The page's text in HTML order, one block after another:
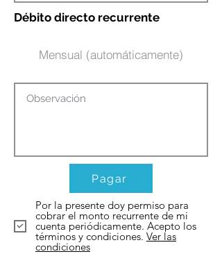
Débito directo recurrente
Mensual (automáticamente)
Pagar
Por la presente doy permiso para
cobrar el monto recurrente de mi
cuenta periódicamente. Acepto los
términos y condiciones. Ver las
condiciones